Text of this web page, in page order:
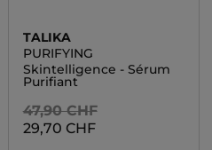
TALIKA
PURIFYING
Skintelligence - Sérum
Purifiant
47,90 CHF
29,70 CHF